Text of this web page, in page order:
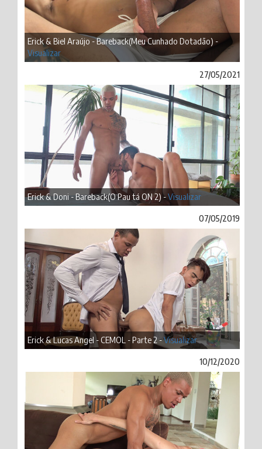
Erick & Biel Araújo - Bareback(Meu Cunhado Dotadão) -
Visualizar
27/05/2021
Erick & Doni - Bareback(O Pau tá ON 2) -Visualizar
07/05/2019
Erick & Lucas Angel - CEMOL - Parte 2 -Visualizar
10/12/2020